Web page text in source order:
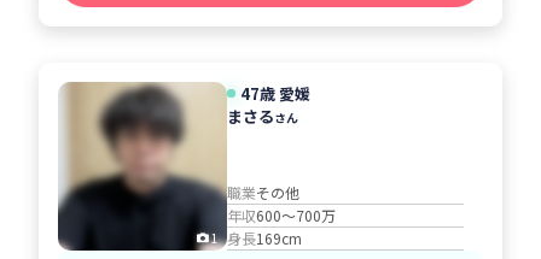
1
47歳 愛媛
まさるさん
職業その他
年収600～700万
身長169cm